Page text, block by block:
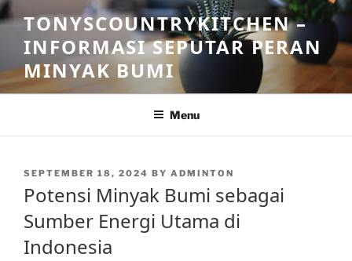
Skip
to
content
TONYSCOUNTRYKITCHEN –
INFORMASI SEPUTAR PERAN
MINYAK BUMI
Menu
POSTED
SEPTEMBER 18, 2024 BY ADMINTON
Potensi Minyak Bumi sebagai
Sumber Energi Utama di
Indonesia